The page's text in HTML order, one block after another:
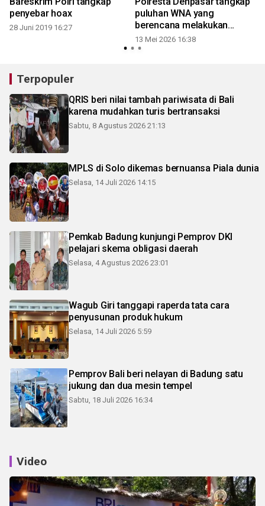
penyebar hoax
28 Juni 2019 16:27
puluhan WNA yang
berencana melakukan
scamming
13 Mei 2026 16:38
Terpopuler
QRIS beri nilai tambah pariwisata di Bali
karena mudahkan turis bertransaksi
Sabtu, 8 Agustus 2026 21:13
MPLS di Solo dikemas bernuansa Piala dunia
Selasa, 14 Juli 2026 14:15
Pemkab Badung kunjungi Pemprov DKI
pelajari skema obligasi daerah
Selasa, 4 Agustus 2026 23:01
Wagub Giri tanggapi raperda tata cara
penyusunan produk hukum
Selasa, 14 Juli 2026 5:59
Pemprov Bali beri nelayan di Badung satu
jukung dan dua mesin tempel
Sabtu, 18 Juli 2026 16:34
Video